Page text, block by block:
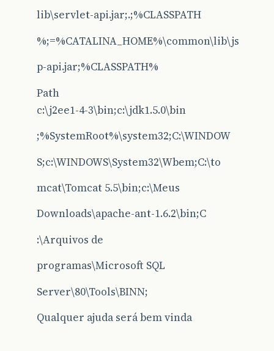
lib\servlet-api.jar;.;%CLASSPATH
%;=%CATALINA_HOME%\common\lib\js
p-api.jar;%CLASSPATH%
Path
c:\j2ee1-4-3\bin;c:\jdk1.5.0\bin
;%SystemRoot%\system32;C:\WINDOW
S;c:\WINDOWS\System32\Wbem;C:\to
mcat\Tomcat 5.5\bin;c:\Meus
Downloads\apache-ant-1.6.2\bin;C
:\Arquivos de
programas\Microsoft SQL
Server\80\Tools\BINN;
Qualquer ajuda será bem vinda